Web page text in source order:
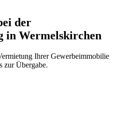
der
in Wermelskirchen
Ihrer Gewerbeimmobilie
zur Übergabe.